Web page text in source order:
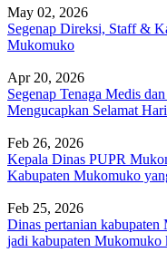
May 02, 2026
Segenap Direksi, Staff &
Mukomuko
Apr 20, 2026
Segenap Tenaga Medis
Mengucapkan Selamat
Feb 26, 2026
Kepala Dinas PUPR
Kabupaten Mukomuko
Feb 25, 2026
Dinas pertanian kabupaten
jadi kabupaten Mukomuko